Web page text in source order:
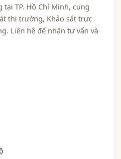
TP. Hồ Chí Minh, cung
thị trường, Khảo sát trực
Liên hệ để nhận tư vấn và